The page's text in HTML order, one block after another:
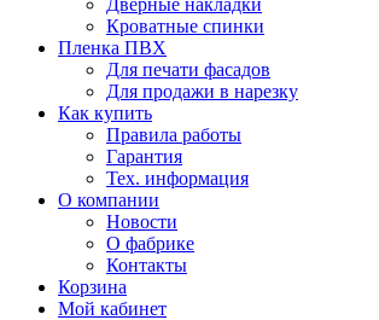
Дверные накладки
Кроватные спинки
Пленка ПВХ
Для печати фасадов
Для продажи в нарезку
Как купить
Правила работы
Гарантия
Тех. информация
О компании
Новости
О фабрике
Контакты
Корзина
Мой кабинет